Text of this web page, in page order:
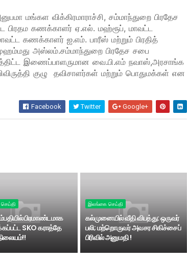
மங்கள விக்கிரமாராச்சி, சம்மாந்துறை பிரதேச
பிரதம கணக்காளர் ஏ.எல். மஹ்ரூப், மாவட்ட
கணக்காளர் ஐ.எம். பாரீஸ் மற்றும் பிரதித்
அஸ்லம்.சம்மாந்துறை பிரதேச சபை
இணைப்பாளருமான வை.பி.எம் நவாஸ்,அரசாங்க
குழு தவிசாளர்கள் மற்றும் பொதுமக்கள் என
Facebook Twitter Google+
பிரமாண்டமாக
SKO கராத்தே
இலங்கை செய்தி
கல்முனையில் வீதி விபத்து: ஒருவர்
பலி; மற்றொருவர் அவசர சிகிச்சைப்
பிரிவில் அனுமதி !